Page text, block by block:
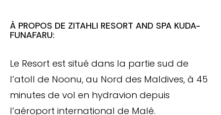
À PROPOS DE ZITAHLI RESORT AND SPA KUDA-
FUNAFARU:
Le Resort est situé dans la partie sud de
l’atoll de Noonu, au Nord des Maldives, à 45
minutes de vol en hydravion depuis
l’aéroport international de Malé.